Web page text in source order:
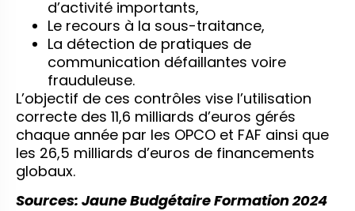
d’activité importants,
Le recours à la sous-traitance,
La détection de pratiques de
communication défaillantes voire
frauduleuse.
L’objectif de ces contrôles vise l’utilisation
correcte des 11,6 milliards d’euros gérés
chaque année par les OPCO et FAF ainsi que
les 26,5 milliards d’euros de financements
globaux.
Sources: Jaune Budgétaire Formation 2024